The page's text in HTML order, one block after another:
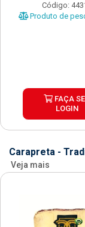
Código:
Produto de
FAÇA
LOGIN
Carapreta -
Veja mais